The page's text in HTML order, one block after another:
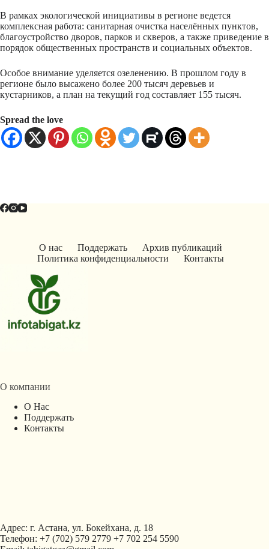
В рамках экологической инициативы в регионе ведется
комплексная работа: санитарная очистка населённых пунктов,
благоустройство дворов, парков и скверов, а также приведение в
порядок общественных пространств и социальных объектов.
Особое внимание уделяется озеленению. В прошлом году в
регионе было высажено более 200 тысяч деревьев и
кустарников, а план на текущий год составляет 155 тысяч.
Spread the love
О нас Поддержать
Архив публикаций
Политика конфиденциальности
Контакты
О компании
О Нас
Поддержать
Контакты
Адрес: г. Астана, ул. Бокейхана, д. 18
Телефон: +7 (702) 579 2779 +7 702 254 5590